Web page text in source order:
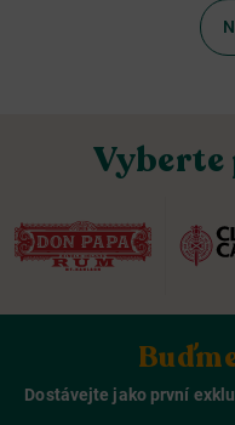
Vyberte
Dostávejte jako první